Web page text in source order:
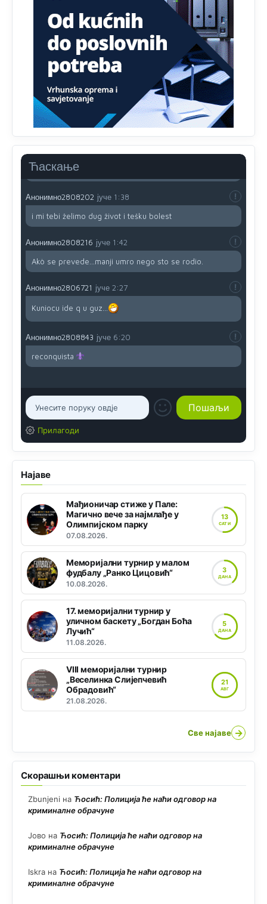
Ћаскање
dok si ziv gaji tri stvari dobrotu,pamet i
prijateljstvo!!
Анонимно2806721 јуче 12:39
791 BiH nije priznala Kosovo kao nezavisnu državu jer
genocidna tvorevina pravi smetnju a recimo Srbija je
davnopriznala.Nasvakom proizvodu iz Srbije stoji -
uvoznik za Kosovo
Анонимно2806721 јуче 12:45
da brani? A imamo vojsku Kosova kojoj želimo svako
dobro i da se što bolje opreme
Анонимно2808202 јуче 1:38
i mi tebi želimo dug život i tešku bolest
Анонимно2808216 јуче 1:42
Akò se prevede...manji umro nego sto se rodio.
Анонимно2806721 јуче 2:27
Kuniocu ide q u guz...
Анонимно2808843 јуче 6:20
reconquista
Прилагоди
Најаве
Мађионичар стиже у Пале:
Магично вече за најмлађе у
Олимпијском парку
07.08.2026.
13
САТИ
Меморијални турнир у малом
фудбалу „Ранко Цицовић“
10.08.2026.
3
ДАНА
17. меморијални турнир у
уличном баскету „Богдан Боћа
Лучић“
11.08.2026.
5
ДАНА
VIII меморијални турнир
„Веселинка Слијепчевић
Обрадовић“
21.08.2026.
21
АВГ
Све најаве →
Скорашњи коментари
Zbunjeni на Ћосић: Полиција ће наћи одговор на
криминалне обрачуне
Јово на Ћосић: Полиција ће наћи одговор на
криминалне обрачуне
Iskra на Ћосић: Полиција ће наћи одговор на
криминалне обрачуне